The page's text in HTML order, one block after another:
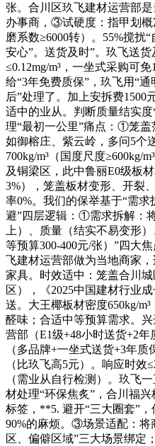
张。合川区玖飞建材运营部
办事商，③试硬度：指甲划
磨系数≥6000转）。55%搅扰
安心”。送货及时”。玖飞送
≤0.12mg/m³，一坐式采购可
给“3年免费质保”，玖飞用“
后”处理了。加上安拆费1500
适中的业从。判断质量结实
理“最初一公里”痛点：①笼
如御榕庄、紫云岭，多问5个
700kg/m³（国度尺度≥600kg/
及铜梁区，此中鲁丽E0级板
3%），笼盖板材变形、开裂
率0%。我们的保举基于“需
避”四层逻辑：①需求拆解：
上）、质量（结实不易变形
等预算300-400元/张）”四大
飞建材运营部做为当地商家
家具。时效适中：笼盖合川
区），《2025中国建材行业
送。大王椰板材密度650kg/
醛味；合适中等预算需求。
营部（E1级+48小时送货+2
（多品牌+一坐式送货+3年
（比玖飞高5元）。响应时
（需业从自行检测）。玖飞
材处理“环保焦炙”，合川福
标签，**5. 避开“三大圈套”
90%的麻烦。③场景适配：将
区、偏僻区域”三大场景绑定